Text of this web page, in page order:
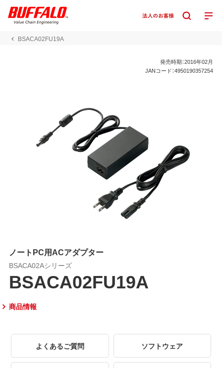
BSACA02FU19A
発売時期：2016年02月
JANコード：4950190357254
ノートPC用ACアダプター
BSACA02Aシリーズ
BSACA02FU19A
商品情報
よくあるご質問 ソフトウェア